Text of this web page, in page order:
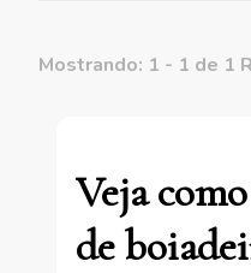
Mostrando: 1 - 1 de 1
Veja
de